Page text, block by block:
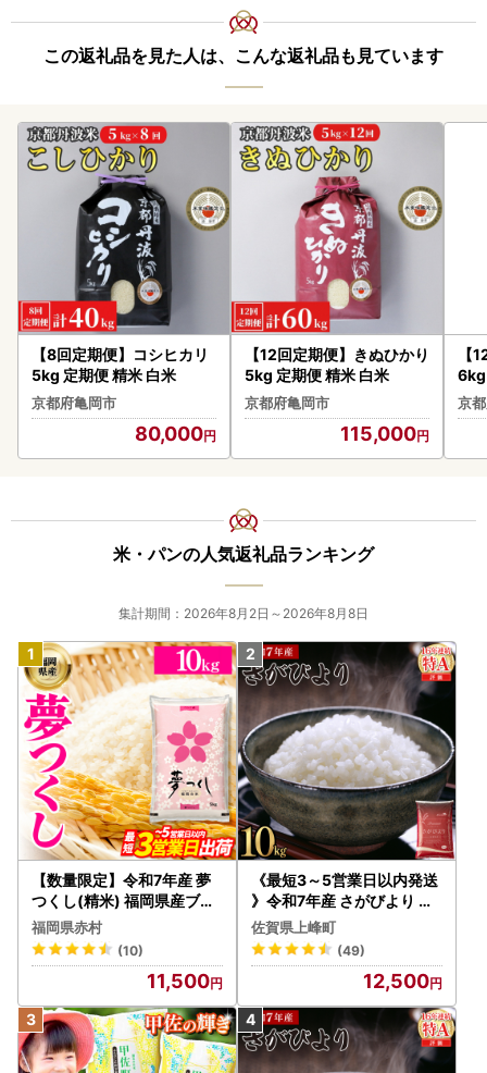
この返礼品を見た人は、こんな返礼品も見ています
【8回定期便】コシヒカリ
5kg 定期便 精米 白米
京都府亀岡市
80,000
【12回定期便】きぬひかり
5kg 定期便 精米 白米
京都府亀岡市
115,000
【
6kg
京
米・パンの人気返礼品ランキング
集計期間：2026年8月2日～2026年8月8日
【数量限定】令和7年産 夢
つくし(精米) 福岡県産ブラ
ンド米 10kg (品番:3X11R7)
福岡県赤村
(10)
11,500
《最短3～5営業日以内発送
》令和7年産 さがびより 佐
賀県産（精米）10kg
佐賀県上峰町
(49)
12,500